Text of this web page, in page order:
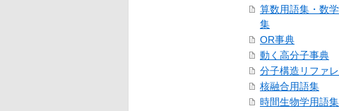
算数用語集・数
集
OR事典
動く高分子事典
分子構造リファ
核融合用語集
時間生物学用語集